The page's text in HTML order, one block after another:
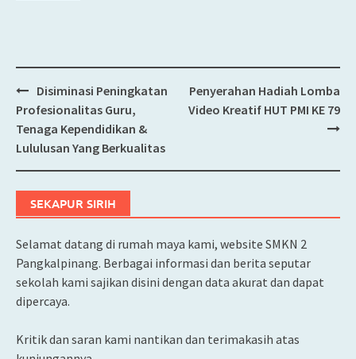
Post
navigation
Disiminasi Peningkatan
Profesionalitas Guru,
Tenaga Kependidikan &
Lululusan Yang Berkualitas
Penyerahan Hadiah Lomba
Video Kreatif HUT PMI KE 79
SEKAPUR SIRIH
Selamat datang di rumah maya kami, website SMKN 2
Pangkalpinang. Berbagai informasi dan berita seputar
sekolah kami sajikan disini dengan data akurat dan dapat
dipercaya.
Kritik dan saran kami nantikan dan terimakasih atas